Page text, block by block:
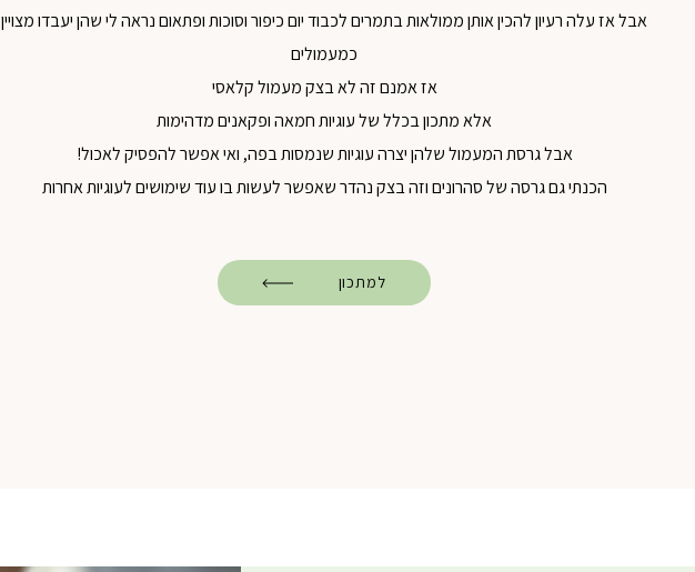
אבל אז עלה רעיון להכין אותן ממולאות בתמרים לכבוד יום כיפור וסוכות ופתאום נראה לי שהן יעבדו מצויין
כמעמולים
אז אמנם זה לא בצק מעמול קלאסי
אלא מתכון בכלל של עוגיות חמאה ופקאנים מדהימות
אבל גרסת המעמול שלהן יצרה עוגיות שנמסות בפה, ואי אפשר להפסיק לאכול!
הכנתי גם גרסה של סהרונים וזה בצק נהדר שאפשר לעשות בו עוד שימושים לעוגיות אחרות
למתכון